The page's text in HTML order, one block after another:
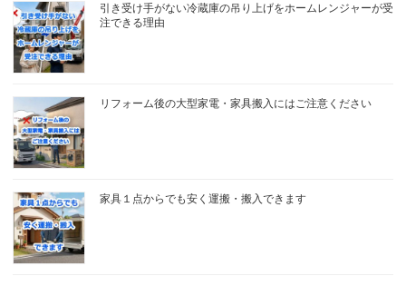
引き受け手がない冷蔵庫の吊り上げをホームレンジャーが受
注できる理由
リフォーム後の大型家電・家具搬入にはご注意ください
家具１点からでも安く運搬・搬入できます